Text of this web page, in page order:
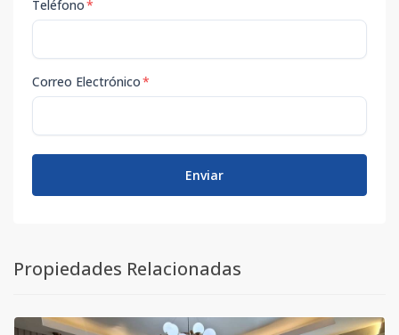
Teléfono*
Correo Electrónico*
Enviar
Propiedades Relacionadas